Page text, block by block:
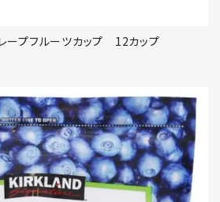
プフルーツカップ 12カップ